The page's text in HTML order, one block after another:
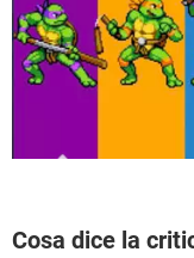
Cosa dice la